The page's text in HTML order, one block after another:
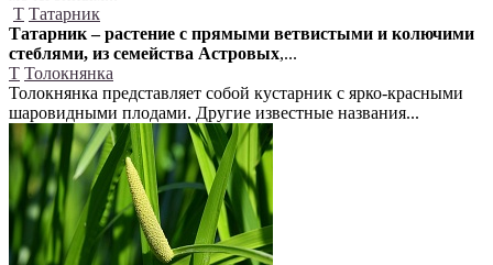
Т Татарник
Татарник – растение с прямыми ветвистыми и колючими
стеблями, из семейства Астровых,...
Т Толокнянка
Толокнянка представляет собой кустарник с ярко-красными
шаровидными плодами. Другие известные названия...